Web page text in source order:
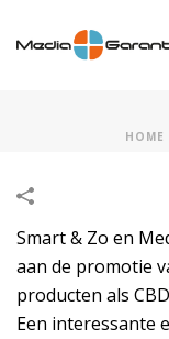
HOME
Smart & Zo en
aan de promotie
producten als
Een interessante